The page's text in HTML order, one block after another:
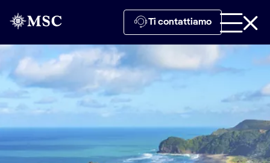
Ti contattiamo